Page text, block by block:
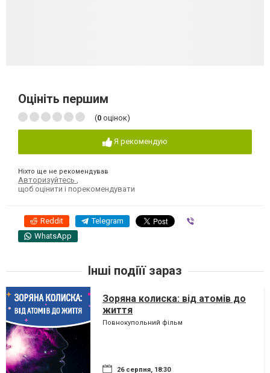
Оцініть першим
(0 оцінок)
Я рекомендую
Ніхто ще не рекомендував
Авторизуйтесь
щоб оцінити і порекомендувати
Reddit Telegram
WhatsApp
Інші подіїї зараз
Зоряна колиска: від атомів до
життя
Повнокупольний фільм
26 серпня, 18:30